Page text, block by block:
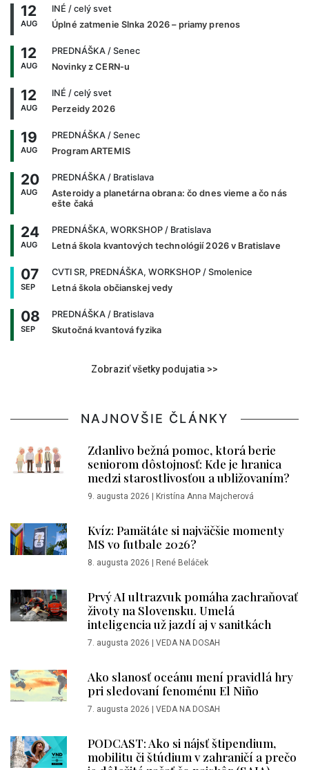
12
AUG
INÉ / celý svet
Úplné zatmenie Slnka 2026 – priamy prenos
12
AUG
PREDNÁŠKA / Senec
Novinky z CERN-u
12
AUG
INÉ / celý svet
Perzeidy 2026
19
AUG
PREDNÁŠKA / Senec
Program ARTEMIS
20
AUG
PREDNÁŠKA / Bratislava
Asteroidy a planetárna obrana: čo dnes vieme a čo nás
ešte čaká
24
AUG
PREDNÁŠKA, WORKSHOP / Bratislava
Letná škola kvantových technológií 2026 v Bratislave
07
SEP
CVTI SR, PREDNÁŠKA, WORKSHOP / Smolenice
Letná škola občianskej vedy
08
SEP
PREDNÁŠKA / Bratislava
Skutočná kvantová fyzika
Zobraziť všetky podujatia >>
NAJNOVŠIE ČLÁNKY
Zdanlivo bežná pomoc, ktorá berie
seniorom dôstojnosť: Kde je hranica
medzi starostlivosťou a ubližovaním?
9. augusta 2026 | Kristína Anna Majcherová
Kvíz: Pamätáte si najväčšie momenty
MS vo futbale 2026?
8. augusta 2026 | René Beláček
Prvý AI ultrazvuk pomáha zachraňovať
životy na Slovensku. Umelá
inteligencia už jazdí aj v sanitkách
7. augusta 2026 | VEDA NA DOSAH
Ako slanosť oceánu mení pravidlá hry
pri sledovaní fenoménu El Niño
7. augusta 2026 | VEDA NA DOSAH
PODCAST: Ako si nájsť štipendium,
mobilitu či štúdium v zahraničí a prečo